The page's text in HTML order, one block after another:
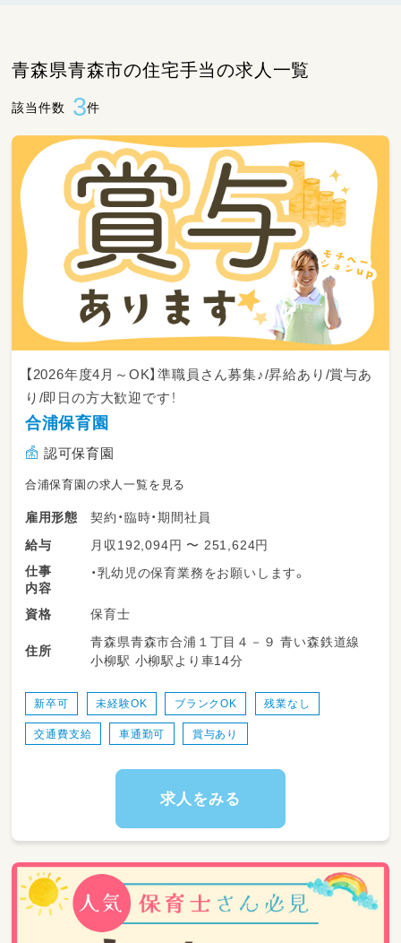
青森県青森市の住宅手当の求人一覧
該当件数 3件
【2026年度4月～OK】準職員さん募集♪/昇給あり/賞与あ
り/即日の方大歓迎です！
合浦保育園
認可保育園
合浦保育園の求人一覧を見る
雇用形態
契約・臨時・期間社員
給与
月収192,094円 〜 251,624円
仕事
内容
・乳幼児の保育業務をお願いします。
資格 保育士
住所
青森県青森市合浦１丁目４－９ 青い森鉄道線
小柳駅 小柳駅より車14分
新卒可 未経験OK ブランクOK 残業なし
交通費支給 車通勤可 賞与あり
求人をみる